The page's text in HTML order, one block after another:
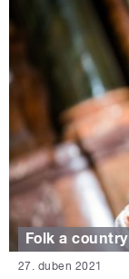
Folk a country
27. duben 2021